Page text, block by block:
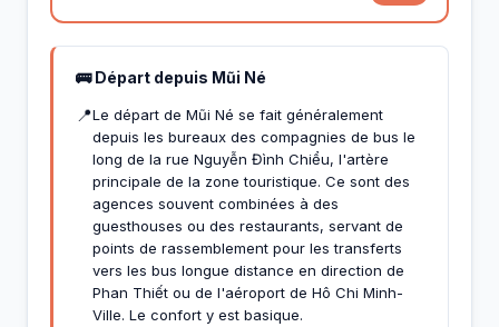
🚌 Départ depuis Mũi Né
📍Le départ de Mũi Né se fait généralement
depuis les bureaux des compagnies de bus le
long de la rue Nguyễn Đình Chiểu, l'artère
principale de la zone touristique. Ce sont des
agences souvent combinées à des
guesthouses ou des restaurants, servant de
points de rassemblement pour les transferts
vers les bus longue distance en direction de
Phan Thiết ou de l'aéroport de Hô Chi Minh-
Ville. Le confort y est basique.